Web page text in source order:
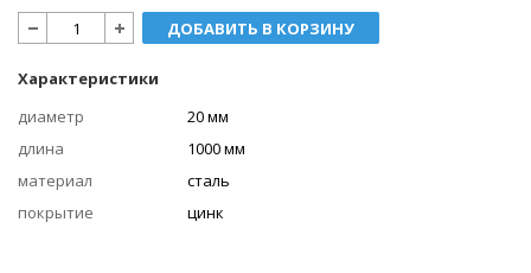
ДОБАВИТЬ В КОРЗИНУ
Характеристики
диаметр
20 мм
длина
1000 мм
материал
сталь
покрытие
цинк